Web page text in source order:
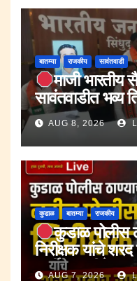
बातम्या राजकीय सावंतवाडी
माजी भारतीय
सावंतवाडीत भव्य
AUG 8, 2026
कुडाळ बातम्या राजकीय
कुडाळ पोलीस
निरीक्षक यांचे शरद
पार्टीच्या वतीने
AUG 7, 2026